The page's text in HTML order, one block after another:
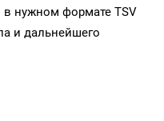
в нужном формате TSV
и дальнейшего